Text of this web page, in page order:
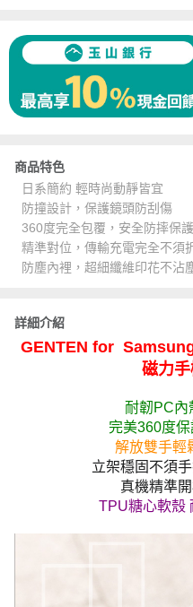
商品特色
日系簡約 輕時尚動靜皆宜
防撞設計，保護鏡頭防刮傷
360度完全包覆，安全防摔保護
精準對位，傳輸充電完全不須
防塵內裡，超細纖維印花不沾
詳細介紹
GENTEN for
磁力
耐韌PC內
完美360度
解放雙手輕
立架穩固不須
真機精準
TPU糖心軟殼